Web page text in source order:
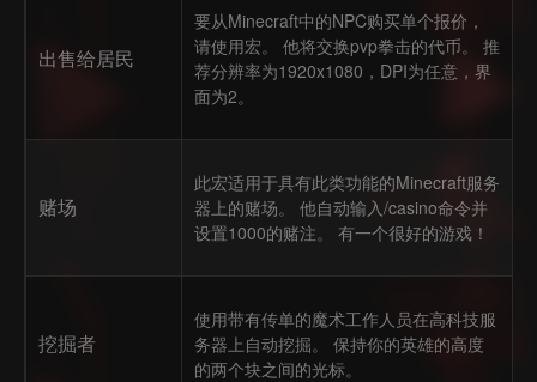
出售给居民
要从Minecraft中的NPC购买单个报价，
请使用宏。 他将交换pvp拳击的代币。 推
荐分辨率为1920x1080，DPI为任意，界
面为2。
赌场
此宏适用于具有此类功能的Minecraft服务
器上的赌场。 他自动输入/casino命令并
设置1000的赌注。 有一个很好的游戏！
挖掘者
使用带有传单的魔术工作人员在高科技服
务器上自动挖掘。 保持你的英雄的高度
的两个块之间的光标。